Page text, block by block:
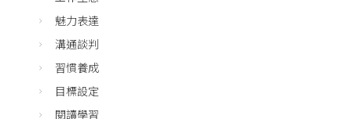
魅力表達
溝通談判
習慣養成
目標設定
閱讀學習